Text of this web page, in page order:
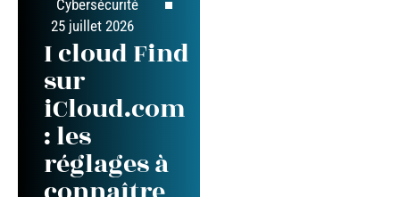
Cybersécurité
25 juillet 2026
I cloud Find
sur
iCloud.com
: les
réglages à